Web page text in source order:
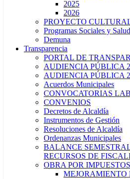
2025
2026
PROYECTO
Programas Sociales y Salud
Demuna
Transparencia
PORTAL DE
AUDIENCIA PÚBLICA
AUDIENCIA PÚBLICA
Acuerdos Municipales
CONVOCATORIAS
CONVENIOS
Decretos de Alcaldía
Instrumentos de Gestión
Resoluciones de Alcaldía
Ordenanzas Municipales
BALANCE
RECURSOS DE
OBRA POR IMPUESTOS
MEJORAMIENTO